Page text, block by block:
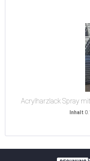
Acrylharzlack Spray
Inhalt